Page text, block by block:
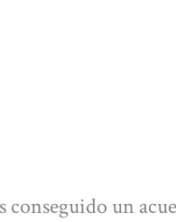
conseguido un